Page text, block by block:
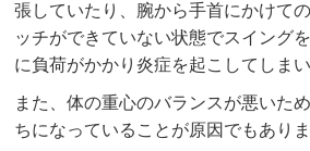
張していたり、腕から手首にかけて
ッチができていない状態でスイング
に負荷がかかり炎症を起こしてしまい
また、体の重心のバランスが悪いた
ちになっていることが原因でもありま